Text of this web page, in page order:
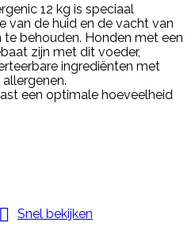
12 kg is speciaal
van de huid en de vacht van
behouden. Honden met een
zijn met dit voeder,
ingrediënten met
een optimale hoeveelheid
 Snel bekijken